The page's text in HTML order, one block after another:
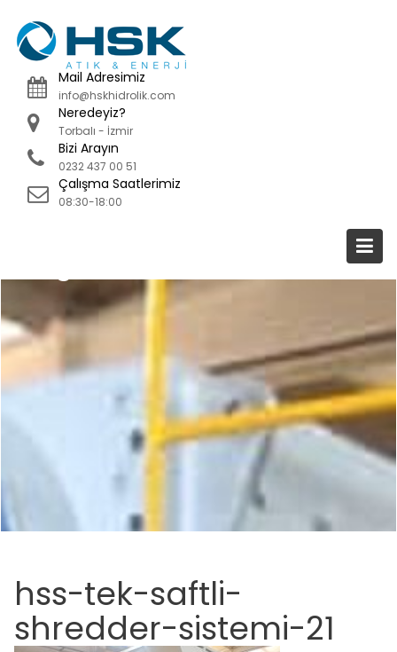
content
Mail Adresimiz
info@hskhidrolik.com
Neredeyiz?
Torbalı - İzmir
Bizi Arayın
0232 437 00 51
Çalışma Saatlerimiz
08:30-18:00
hss-tek-saftli-
shredder-sistemi-21